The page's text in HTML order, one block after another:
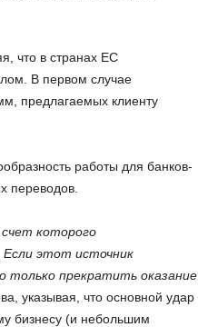
что в странах ЕС
В первом случае
предлагаемых клиенту
работы для банков-
переводов.
счет которого
Если этот источник
только прекратить оказание
указывая, что основной удар
бизнесу (и небольшим